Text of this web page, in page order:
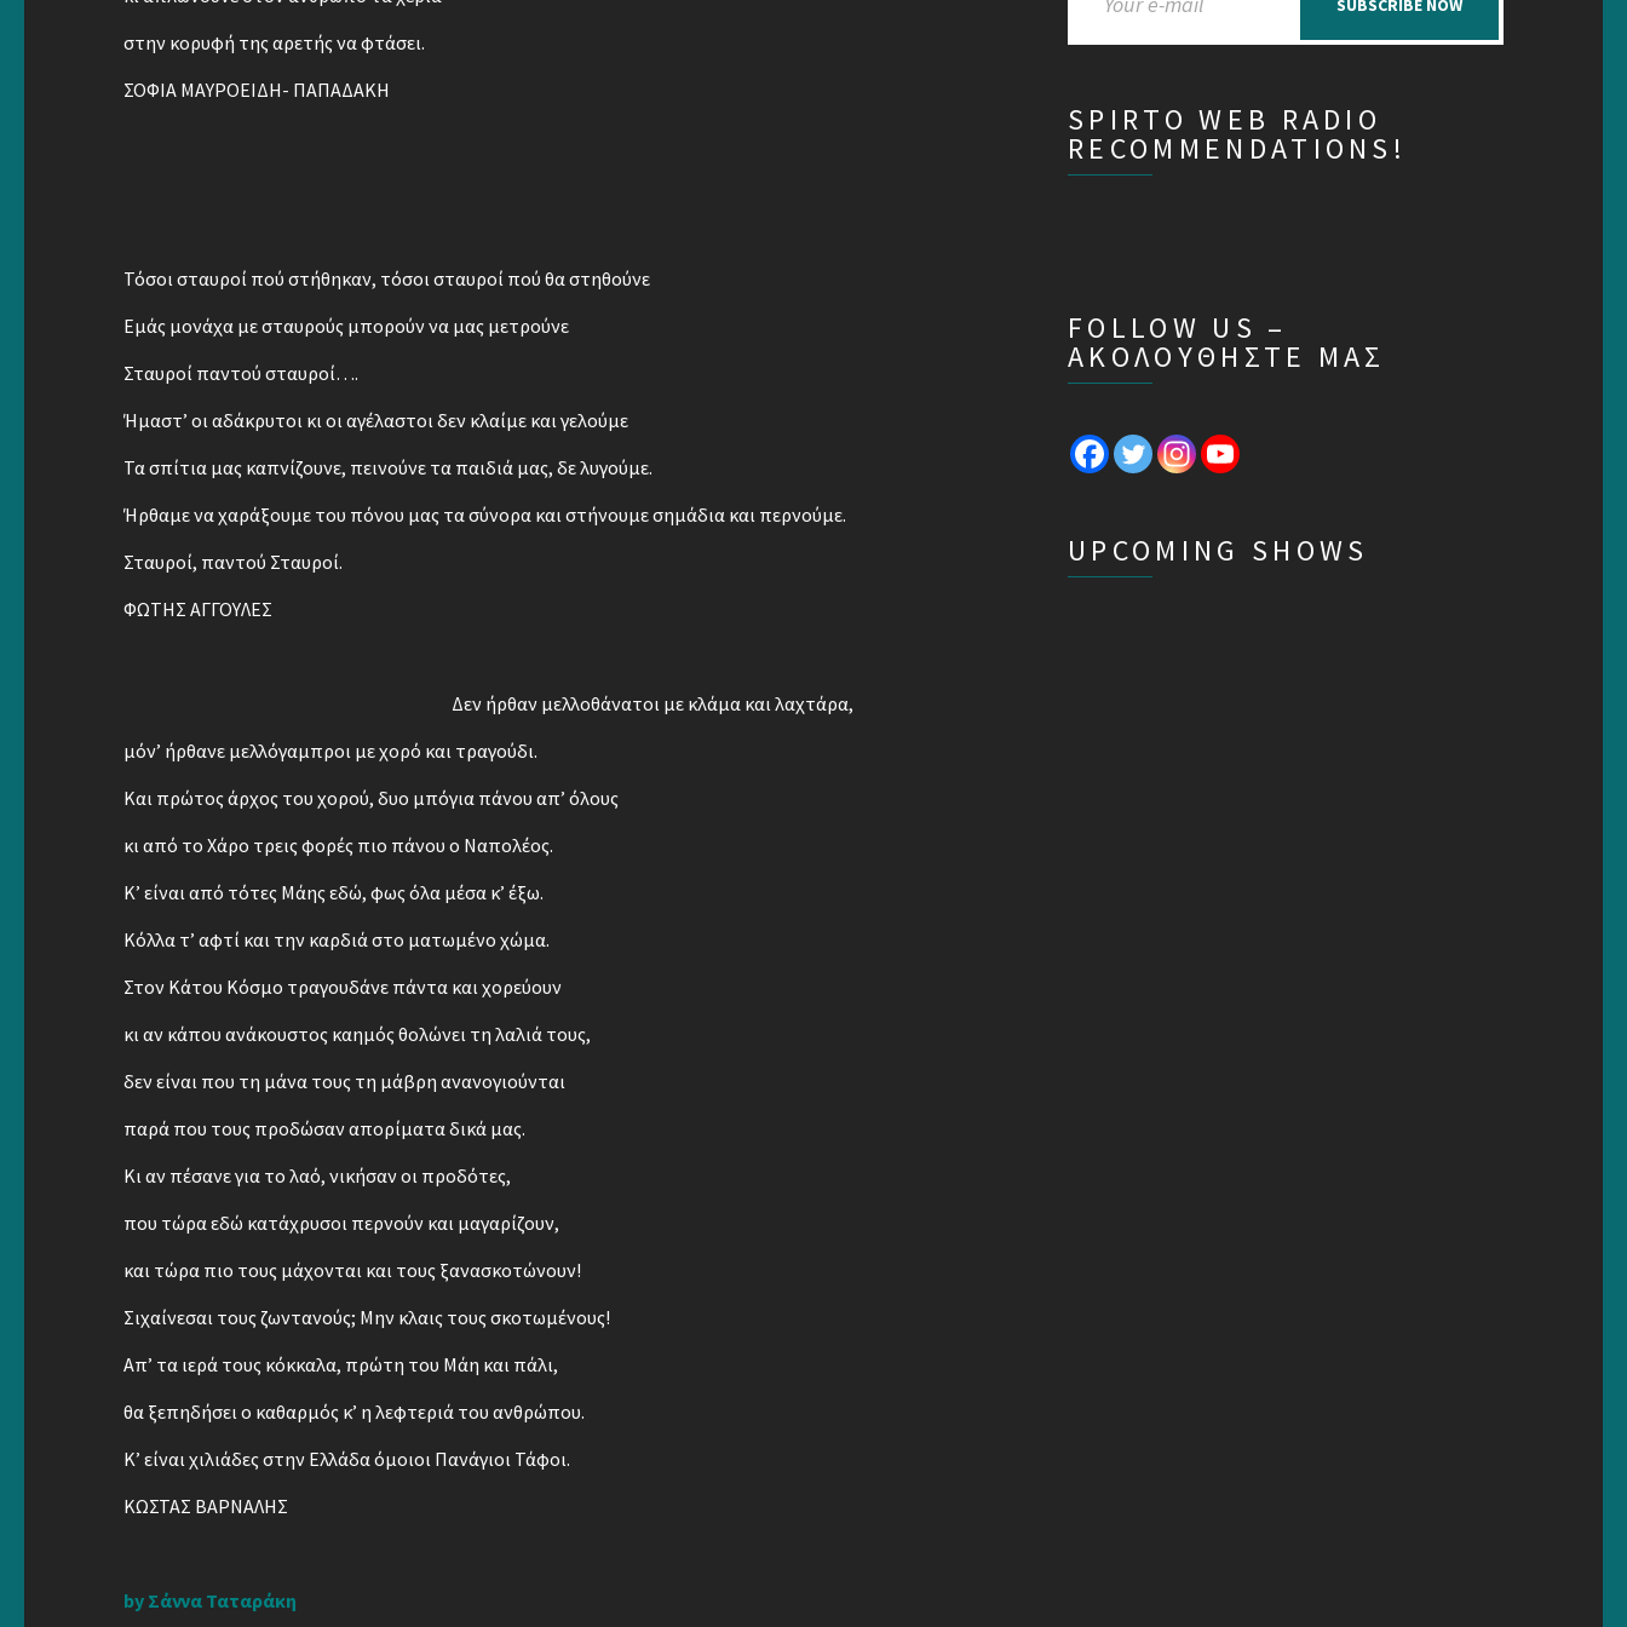
στην κορυφή της αρετής να φτάσει.
ΣΟΦΙΑ ΜΑΥΡΟΕΙΔΗ- ΠΑΠΑΔΑΚΗ
Τόσοι σταυροί πού στήθηκαν, τόσοι σταυροί πού θα στηθούνε
Εμάς μονάχα με σταυρούς μπορούν να μας μετρούνε
Σταυροί παντού σταυροί….
Ήμαστ’ οι αδάκρυτοι κι οι αγέλαστοι δεν κλαίμε και γελούμε
Τα σπίτια μας καπνίζουνε, πεινούνε τα παιδιά μας, δε λυγούμε.
Ήρθαμε να χαράξουμε του πόνου μας τα σύνορα και στήνουμε σημάδια και περνούμε.
Σταυροί, παντού Σταυροί.
ΦΩΤΗΣ ΑΓΓΟΥΛΕΣ
Δεν ήρθαν μελλοθάνατοι με κλάμα και λαχτάρα,
μόν’ ήρθανε μελλόγαμπροι με χορό και τραγούδι.
Και πρώτος άρχος του χορού, δυο μπόγια πάνου απ’ όλους
κι από το Χάρο τρεις φορές πιο πάνου ο Ναπολέος.
Κ’ είναι από τότες Μάης εδώ, φως όλα μέσα κ’ έξω.
Κόλλα τ’ αφτί και την καρδιά στο ματωμένο χώμα.
Στον Κάτου Κόσμο τραγουδάνε πάντα και χορεύουν
κι αν κάπου ανάκουστος καημός θολώνει τη λαλιά τους,
δεν είναι που τη μάνα τους τη μάβρη ανανογιούνται
παρά που τους προδώσαν απορίματα δικά μας.
Κι αν πέσανε για το λαό, νικήσαν οι προδότες,
που τώρα εδώ κατάχρυσοι περνούν και μαγαρίζουν,
και τώρα πιο τους μάχονται και τους ξανασκοτώνουν!
Σιχαίνεσαι τους ζωντανούς; Μην κλαις τους σκοτωμένους!
Απ’ τα ιερά τους κόκκαλα, πρώτη του Μάη και πάλι,
θα ξεπηδήσει ο καθαρμός κ’ η λεφτεριά του ανθρώπου.
Κ’ είναι χιλιάδες στην Ελλάδα όμοιοι Πανάγιοι Τάφοι.
ΚΩΣΤΑΣ ΒΑΡΝΑΛΗΣ
by Σάννα Ταταράκη
SUBSCRIBE NOW
SPIRTO WEB RADIO
RECOMMENDATIONS!
FOLLOW US –
ΑΚΟΛΟΥΘΗΣΤΕ ΜΑΣ
UPCOMING SHOWS